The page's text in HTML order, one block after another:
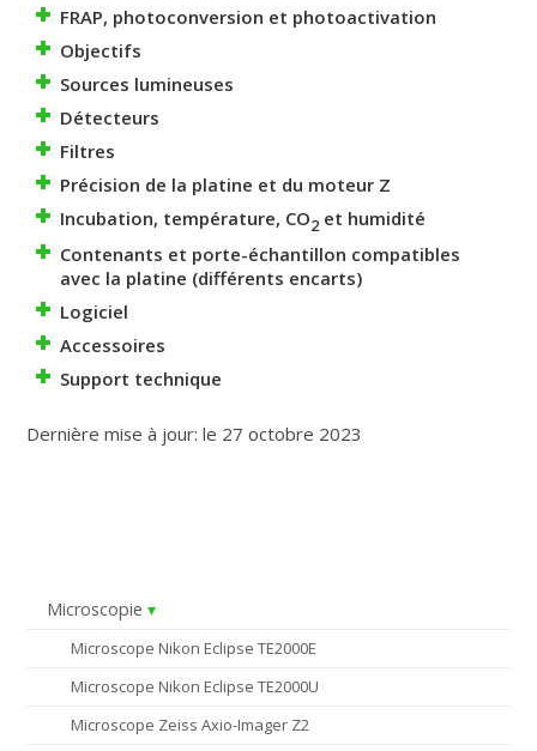
Microscopie
Microscope Nikon Eclipse TE2000E
Microscope Nikon Eclipse TE2000U
Microscope Zeiss Axio-Imager Z2
FRAP, photoconversion et photoactivation
Objectifs
Sources lumineuses
Détecteurs
Filtres
Précision de la platine et du moteur Z
Incubation, température, CO2 et humidité
Contenants et porte-échantillon compatibles
avec la platine (différents encarts)
Logiciel
Accessoires
Support technique
Dernière mise à jour: le 27 octobre 2023